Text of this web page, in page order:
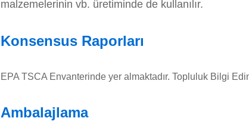
malzemelerinin vb. üretiminde de kullanılır.
Konsensus Raporları
EPA TSCA Envanterinde yer almaktadır. Topluluk Bilgi
Ambalajlama